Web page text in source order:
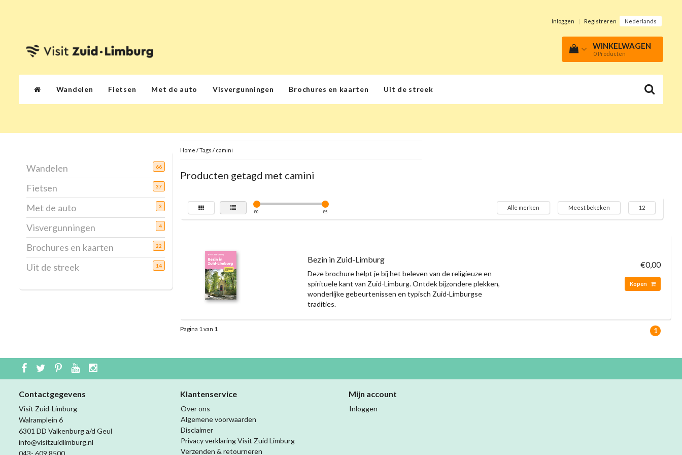
Inloggen | Registreren Nederlands
WINKELWAGEN
0 Producten
Wandelen Fietsen Met de auto Visvergunningen Brochures en kaarten Uit de streek
Wandelen 66
Fietsen 37
Met de auto 3
Visvergunningen 4
Brochures en kaarten 22
Uit de streek 14
Home /Tags / camini
Producten getagd met camini
€0 €5
Alle merken Meest bekeken 12
Bezin in Zuid-Limburg
Deze brochure helpt je bij het beleven van de religieuze en
spirituele kant van Zuid-Limburg. Ontdek bijzondere plekken,
wonderlijke gebeurtenissen en typisch Zuid-Limburgse
tradities.
€0,00
Kopen
Pagina 1 van 1 1
Contactgegevens
Visit Zuid-Limburg
Walramplein 6
6301 DD Valkenburg a/d Geul
info@visitzuidlimburg.nl
Klantenservice
Over ons
Algemene voorwaarden
Disclaimer
Privacy verklaring Visit Zuid Limburg
Verzenden & retourneren
Mijn account
Inloggen